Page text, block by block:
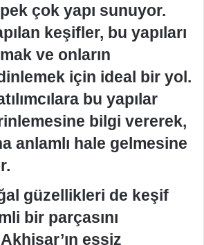
çok yapı sunuyor.
keşifler, bu yapıları
ve onların
için ideal bir yol.
bu yapılar
bilgi vererek,
anlamlı hale gelmesine
güzellikleri de keşif
bir parçasını
eşsiz